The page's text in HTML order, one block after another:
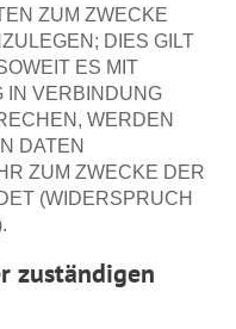
ZUM ZWECKE
DIES GILT
ES MIT
IN VERBINDUNG
WERDEN
DATEN
ZUM ZWECKE DER
(WIDERSPRUCH
zuständigen